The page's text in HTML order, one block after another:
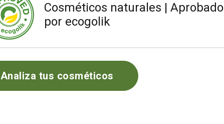
Cosméticos naturales | Aprobado
por ecogolik
Analiza tus cosméticos